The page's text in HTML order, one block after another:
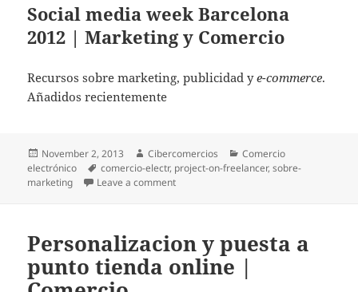
Social media week Barcelona
2012 | Marketing y Comercio
Recursos sobre marketing, publicidad ye-commerce.
Añadidos recientemente
Posted
on
November 2, 2013 Author
Cibercomercios Categories
Comercio
electrónico
Tags
comercio-electr, project-on-freelancer,sobre-
marketing
Leave a comment
Personalizacion y puesta a
punto tienda online |